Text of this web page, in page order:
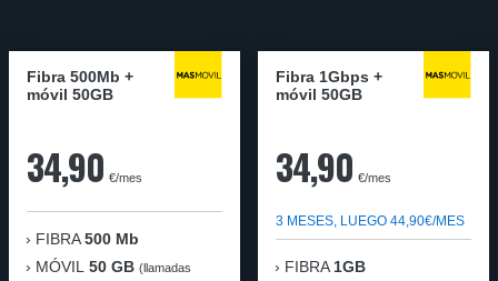
Fibra 500Mb +
móvil 50GB
34,90 €/mes
FIBRA 500 Mb
MÓVIL 50 GB (llamadas
Fibra 1Gbps +
móvil 50GB
34,90 €/mes
3 MESES, LUEGO 44,90€/MES
FIBRA 1GB